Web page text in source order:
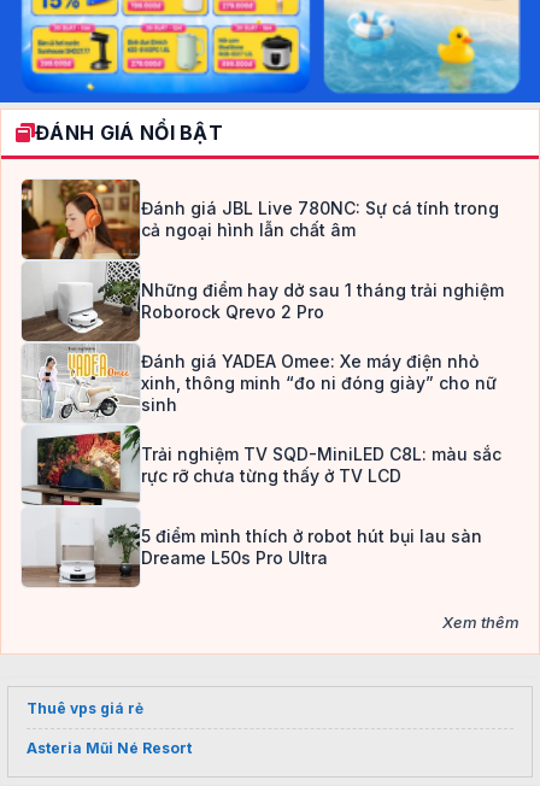
ĐÁNH GIÁ NỔI BẬT
Đánh giá JBL Live 780NC: Sự cá tính trong
cả ngoại hình lẫn chất âm
Những điểm hay dở sau 1 tháng trải nghiệm
Roborock Qrevo 2 Pro
Đánh giá YADEA Omee: Xe máy điện nhỏ
xinh, thông minh “đo ni đóng giày” cho nữ
sinh
Trải nghiệm TV SQD-MiniLED C8L: màu sắc
rực rỡ chưa từng thấy ở TV LCD
5 điểm mình thích ở robot hút bụi lau sàn
Dreame L50s Pro Ultra
Xem thêm
Thuê vps giá rẻ
Asteria Mũi Né Resort